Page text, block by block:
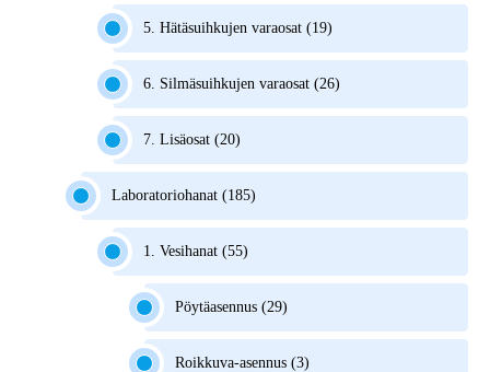
5. Hätäsuihkujen varaosat (19)
6. Silmäsuihkujen varaosat (26)
7. Lisäosat (20)
Laboratoriohanat (185)
1. Vesihanat (55)
Pöytäasennus (29)
Roikkuva-asennus (3)